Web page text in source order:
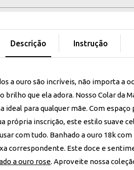
Descrição Instrução
a ouro são incríveis, não importa a
brilho que ela adora. Nosso Colar da
ideal para qualquer mãe. Com
própria inscrição, este estilo suave
com tudo. Banhado a ouro 18k
correspondente. Este doce e
a ouro rose. Aproveite nossa